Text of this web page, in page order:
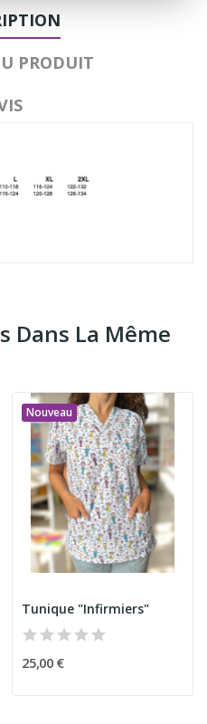
PRODUIT
Dans La Même
Nouveau
Tunique "Infirmiers"
25,00 €